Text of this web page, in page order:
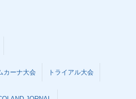
カーナ大会 トライアル大会